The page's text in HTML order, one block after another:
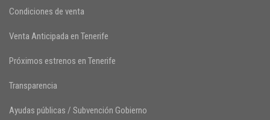
Condiciones de venta
Venta Anticipada en Tenerife
Próximos estrenos en Tenerife
Transparencia
Ayudas públicas / Subvención Gobierno